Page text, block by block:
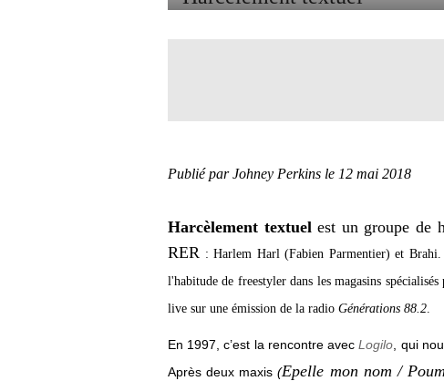
Publié par Johney Perkins le 12 mai 2018
Harcèlement textuelest un groupe de
RER : Harlem Harl (Fabien Parmentier) et
l'habitude de freestyler dans les magasins
live sur une émission de la radio Générations 88.2.
En 1997, c’est la rencontre avecLogilo , qui
Après deux maxis(Epelle mon nom /